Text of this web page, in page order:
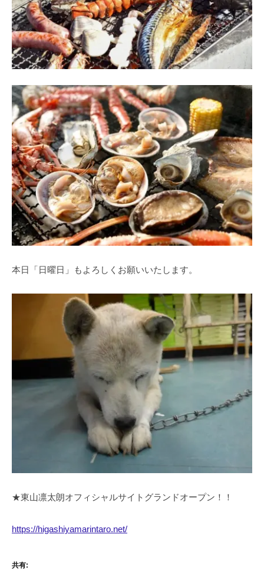
本日「日曜日」もよろしくお願いいたします。
★東山凛太朗オフィシャルサイトグランドオープン！！
https://higashiyamarintaro.net/
共有: